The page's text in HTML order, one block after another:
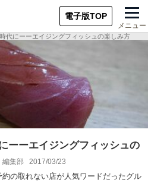
電子版TOP
メニュー
代にーーエイジングフィッシュの楽しみ方
ーーエイジングフィッシュの
編集部 2017/03/23
の取れない店が人気ワードだったグル